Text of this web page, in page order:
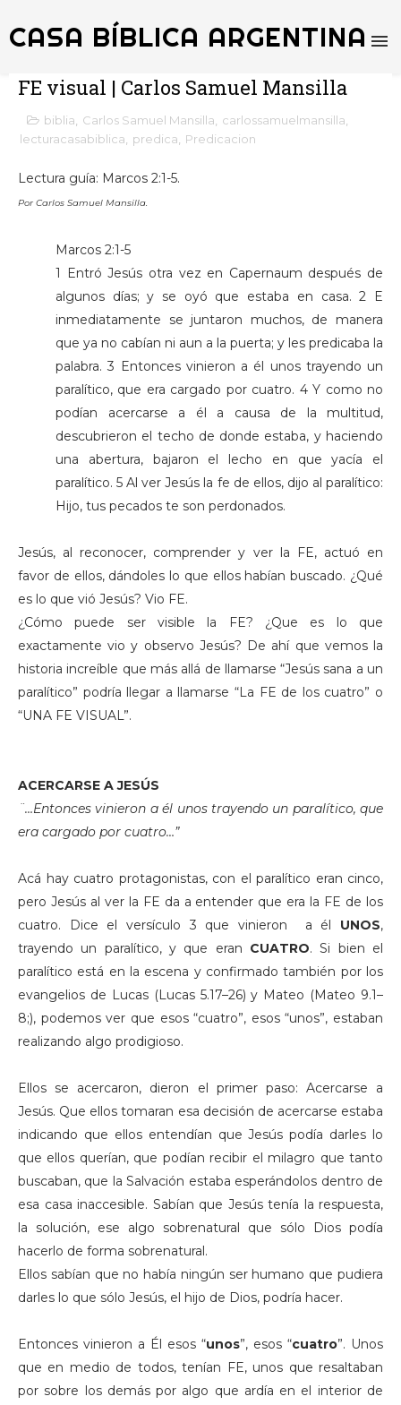
CASA BÍBLICA ARGENTINA
FE visual | Carlos Samuel Mansilla
biblia Carlos Samuel Mansilla carlossamuelmansilla
lecturacasabiblica
predica Predicacion
Lectura guía: Marcos 2:1-5.
Por Carlos Samuel Mansilla.
Marcos 2:1-5
1 Entró Jesús otra vez en Capernaum después de
algunos días; y se oyó que estaba en casa. 2 E
inmediatamente se juntaron muchos, de manera
que ya no cabían ni aun a la puerta; y les predicaba la
palabra. 3 Entonces vinieron a él unos trayendo un
paralítico, que era cargado por cuatro. 4 Y como no
podían acercarse a él a causa de la multitud,
descubrieron el techo de donde estaba, y haciendo
una abertura, bajaron el lecho en que yacía el
paralítico. 5 Al ver Jesús la fe de ellos, dijo al paralítico:
Hijo, tus pecados te son perdonados.
Jesús, al reconocer, comprender y ver la FE, actuó en
favor de ellos, dándoles lo que ellos habían buscado. ¿Qué
es lo que vió Jesús? Vio FE.
¿Cómo puede ser visible la FE? ¿Que es lo que
exactamente vio y observo Jesús? De ahí que vemos la
historia increíble que más allá de llamarse “Jesús sana a un
paralítico” podría llegar a llamarse “La FE de los cuatro” o
“UNA FE VISUAL”.
ACERCARSE A JESÚS
¨…Entonces vinieron a él unos trayendo un paralítico, que
era cargado por cuatro…”
Acá hay cuatro protagonistas, con el paralítico eran cinco,
pero Jesús al ver la FE da a entender que era la FE de los
cuatro. Dice el versículo 3 que vinieron a él UNOS,
trayendo un paralítico, y que eran CUATRO. Si bien el
paralítico está en la escena y confirmado también por los
evangelios de Lucas (Lucas 5.17–26) y Mateo (Mateo 9.1–
8;), podemos ver que esos “cuatro”, esos “unos”, estaban
realizando algo prodigioso.
Ellos se acercaron, dieron el primer paso: Acercarse a
Jesús. Que ellos tomaran esa decisión de acercarse estaba
indicando que ellos entendían que Jesús podía darles lo
que ellos querían, que podían recibir el milagro que tanto
buscaban, que la Salvación estaba esperándolos dentro de
esa casa inaccesible. Sabían que Jesús tenía la respuesta,
la solución, ese algo sobrenatural que sólo Dios podía
hacerlo de forma sobrenatural.
Ellos sabían que no había ningún ser humano que pudiera
darles lo que sólo Jesús, el hijo de Dios, podría hacer.
Entonces vinieron a Él esos “unos”, esos “cuatro”. Unos
que en medio de todos, tenían FE, unos que resaltaban
por sobre los demás por algo que ardía en el interior de